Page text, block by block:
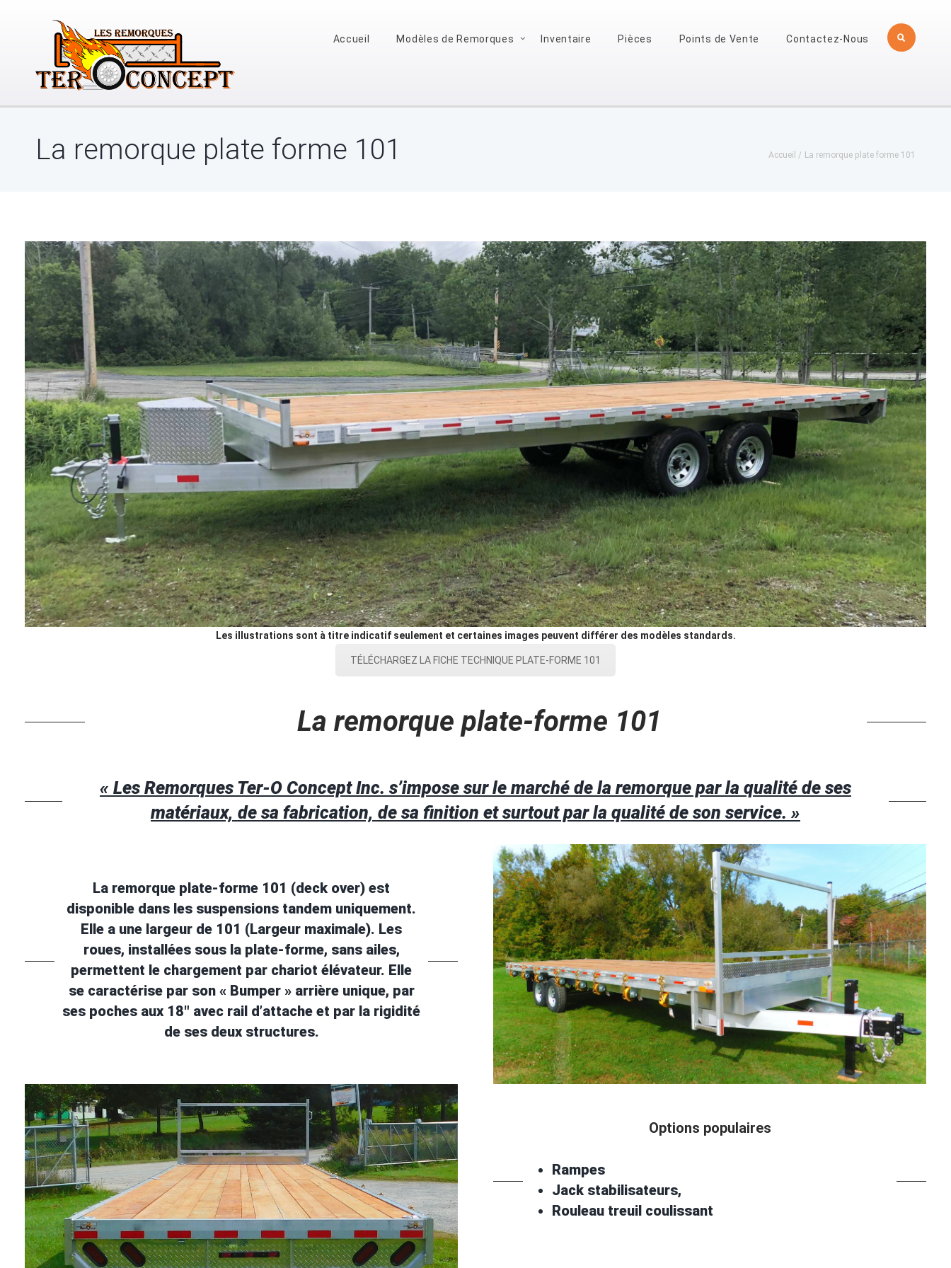
Accueil Modèles de Remorques Inventaire Pièces Points de Vente Contactez-Nous
Accueil La remorque plate forme 101
La remorque plate forme 101
Les illustrations sont à titre indicatif seulement et certaines images peuvent différer des modèles standards.
TÉLÉCHARGEZ LA FICHE TECHNIQUE PLATE-FORME 101
La remorque plate-forme 101
« Les Remorques Ter-O Concept Inc. s’impose sur le marché de la remorque par la qualité de ses
matériaux, de sa fabrication, de sa finition et surtout par la qualité de son service. »
La remorque plate-forme 101 (deck over) est
disponible dans les suspensions tandem uniquement.
Elle a une largeur de 101 (Largeur maximale). Les
roues, installées sous la plate-forme, sans ailes,
permettent le chargement par chariot élévateur. Elle
se caractérise par son « Bumper » arrière unique, par
ses poches aux 18″ avec rail d’attache et par la rigidité
de ses deux structures.
Options populaires
Rampes
Jack stabilisateurs,
Rouleau treuil coulissant